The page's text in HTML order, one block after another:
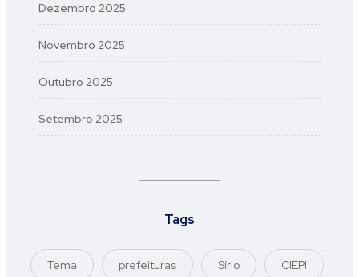
Dezembro 2025
Novembro 2025
Outubro 2025
Setembro 2025
Tags
Tema prefeituras Sírio CIEPI